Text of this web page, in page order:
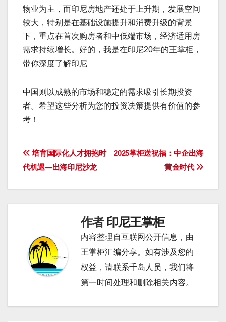
物业为主，而印尼房地产还处于上升期，发展空间
较大，特别是在基础设施提升和消费升级的背景
下，重点在首次购房者和中低端市场，经济适用房
需求持续增长。好的，我是在印尼20年的王掌柜，
带你深度了解印尼
中国则以成熟的市场和稳定的需求吸引长期投资
者。希望这些分析为您的投资决策提供有价值的参
考！
文
章
2025掌柜送祝福：中企出海
黄金时代
培育国际化人才拥抱时
代机遇—出海印尼沙龙
作者印尼王掌柜
内容整理自互联网公开信息，由
王掌柜汇编分享。如有涉及您的
权益，请联系千岛人员，我们将
第一时间处理和删除相关内容。